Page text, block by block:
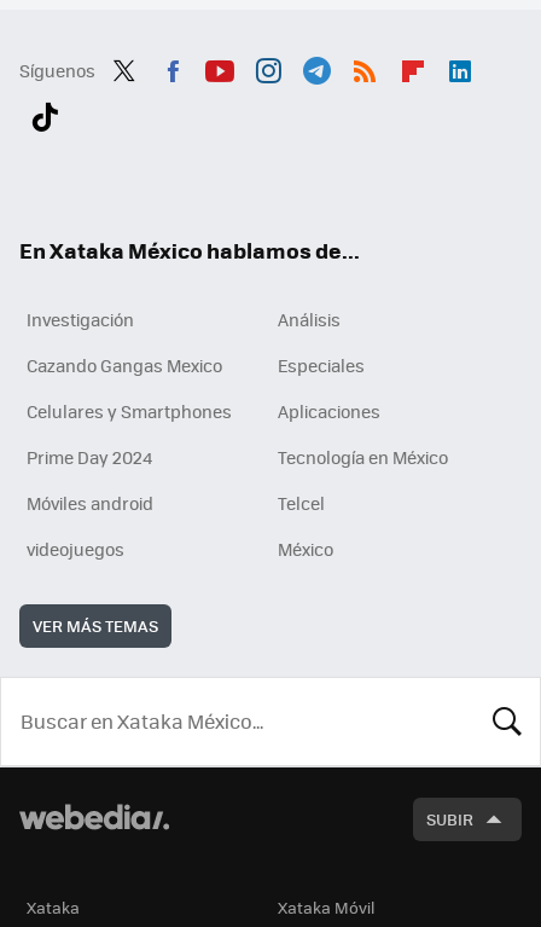
Síguenos
En Xataka México hablamos de...
Investigación
Análisis
Cazando Gangas Mexico
Especiales
Celulares y Smartphones
Aplicaciones
Prime Day 2024
Tecnología en México
Móviles android
Telcel
videojuegos
México
VER MÁS TEMAS
SUBIR
Xataka Xataka Móvil